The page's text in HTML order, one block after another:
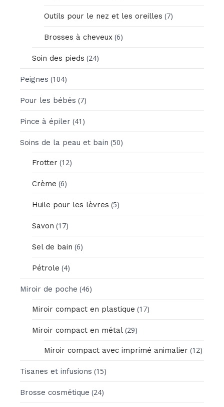
Outils pour le nez et les oreilles (7)
Brosses à cheveux (6)
Soin des pieds (24)
Peignes (104)
Pour les bébés (7)
Pince à épiler (41)
Soins de la peau et bain (50)
Frotter (12)
Crème (6)
Huile pour les lèvres (5)
Savon (17)
Sel de bain (6)
Pétrole (4)
Miroir de poche (46)
Miroir compact en plastique (17)
Miroir compact en métal (29)
Miroir compact avec imprimé animalier (12)
Tisanes et infusions (15)
Brosse cosmétique (24)